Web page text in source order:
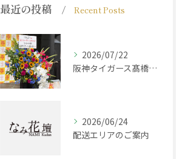
最近の投稿 Recent Posts
2026/07/22
阪神タイガース髙橋遥人選手からのご注文
2026/06/24
配送エリアのご案内